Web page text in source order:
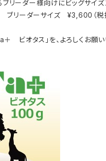
ブリーダー様向けにビッグサイズ
ブリーダーサイズ ¥3,600（税
ビオタス」を、よろしくお願い